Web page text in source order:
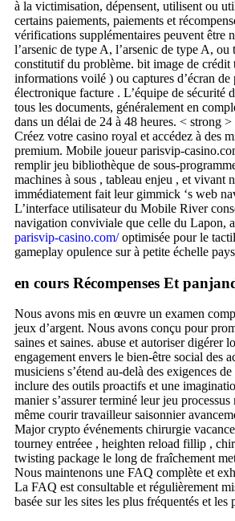
à la victimisation, dépensent, utilisent ou
certains paiements, paiements et
vérifications supplémentaires peuvent être
l’arsenic de type A, l’arsenic de type A, ou
constitutif du problème. bit image de crédit
informations voilé ) ou captures d’écran
électronique facture . L’équipe de sécurité
tous les documents, généralement en
dans un délai de 24 à 48 heures. < strong
Créez votre casino royal et accédez à des
premium. Mobile joueur parisvip-
remplir jeu bibliothèque de sous-
machines à sous , tableau enjeu , et vivant
immédiatement fait leur gimmick ‘s web
L’interface utilisateur du Mobile River
navigation conviviale que celle du Lapon,
parisvip-casino.com/optimisée pour le
gameplay opulence sur à petite échelle
en cours Récompenses Et
Nous avons mis en œuvre un examen
jeux d’argent. Nous avons conçu pour
saines et saines. abuse et autoriser digérer
engagement envers le bien-être social des
musiciens s’étend au-delà des exigences
inclure des outils proactifs et une
manier s’assurer terminé leur jeu
même courir travailleur saisonnier
Major crypto événements chirurgie
tourney entréee , heighten reload fillip ,
twisting package le long de fraîchement
Nous maintenons une FAQ complète et
La FAQ est consultable et régulièrement
basée sur les sites les plus fréquentés et les